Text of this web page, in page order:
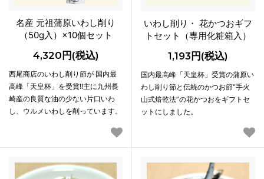
名産 元祖蒲原いわし削り
（50g入）×10個セット
4,320円(税込)
西尾商店のいわし削り節が 国内最
高峰「天皇杯」を受賞!!主に九州長
崎産の良質な油の少ない片口いわ
し、ウルメいわしを削っています。
いわし削り・ 花かつおギフ
トセット（専用化粧箱入）
1,193円(税込)
国内最高峰「天皇杯」受賞の蒲原い
わし削り節と伝統のかつお節“手火
山式焙乾法”の花かつおをギフトセ
ットにしました。